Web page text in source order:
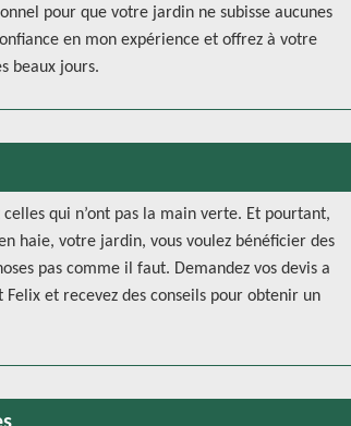
pour que votre jardin ne subisse aucunes
en mon expérience et offrez à votre
beaux jours.
qui n’ont pas la main verte. Et pourtant,
haie, votre jardin, vous voulez bénéficier des
pas comme il faut. Demandez vos devis a
et recevez des conseils pour obtenir un